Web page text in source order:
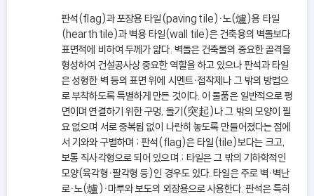
판석(flag)과 포장용 타일(paving tile)ㆍ노(爐)용 타일
(hearth tile)과 벽용 타일(wall tile)은 건축용의 벽돌보다
표면적에 비하여 두께가 얇다. 벽돌은 건축물의 중요한 골격을
형성하여 건설공사상 중요한 역할을 하고 있으나 판석과 타일
은 성형한 벽 등의 표면 위에 시멘트ㆍ접착제나 그 밖의 방법으
로 부착하도록 특별하게 만든 것이다. 이 물품은 일반적으로 평
면이며 연결하기 위한 구멍, 돌기(突起)나 그 밖의 모양이 필
요 없으며 서로 중복됨 없이 나란히 놓도록 만들어졌다는 점에
서 기와와 구별하며 ; 판석(flag)은 타일(tile)보다는 크고,
보통 직사각형으로 되어 있으며 ; 타일은 그 밖의 기하학적인
모양(육각형ㆍ팔각형 등)인 경우도 있다. 타일은 주로 벽ㆍ벽난
로ㆍ노(爐)ㆍ마루와 보도의 외장용으로 사용한다. 판석은 특히